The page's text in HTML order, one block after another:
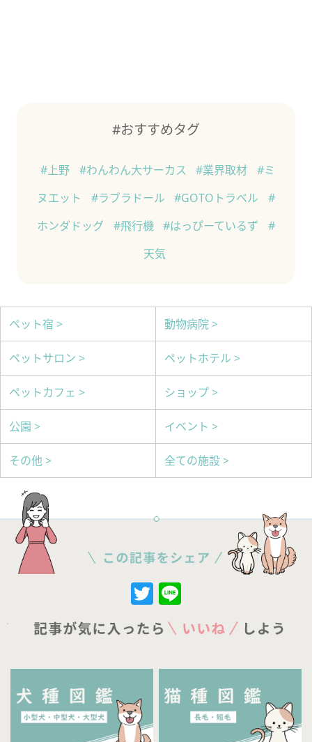
#おすすめタグ
#上野 #わんわん大サーカス #業界取材
#ミ
ヌエット
#ラブラドール #GOTOトラベル
#
ホンダドッグ
#飛行機 #はっぴーているず
#
天気
ペット宿 > 動物病院 >
ペットサロン > ペットホテル >
ペットカフェ > ショップ >
公園 > イベント >
その他 > 全ての施設 >
Twitter